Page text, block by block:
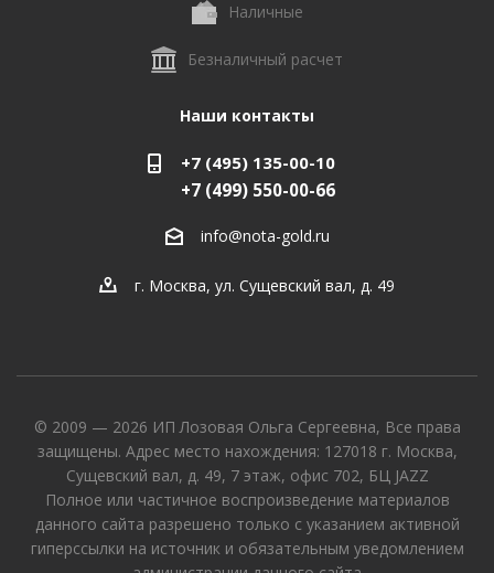
Наличные
Безналичный расчет
Наши контакты
+7 (495) 135-00-10
+7 (499) 550-00-66
info@nota-gold.ru
г. Москва, ул. Сущевский вал, д. 49
© 2009 — 2026 ИП Лозовая Ольга Сергеевна, Все права
защищены. Адрес место нахождения: 127018 г. Москва,
Сущевский вал, д. 49, 7 этаж, офис 702, БЦ JAZZ
Полное или частичное воспроизведение материалов
данного сайта разрешено только с указанием активной
гиперссылки на источник и обязательным уведомлением